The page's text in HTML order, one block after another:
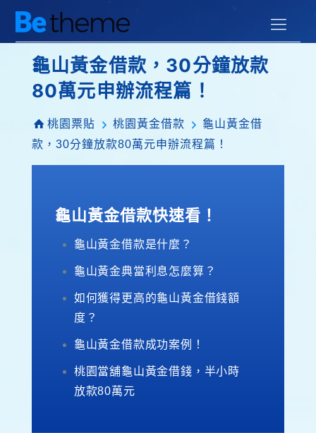
龜山黃金借款，30分鐘放款
80萬元申辦流程篇！
桃園票貼 桃園黃金借款
龜山黃金借
款，30分鐘放款80萬元申辦流程篇！
龜山黃金借款快速看！
龜山黃金借款是什麼？
龜山黃金典當利息怎麼算？
如何獲得更高的龜山黃金借錢額
度？
龜山黃金借款成功案例！
桃園當舖龜山黃金借錢，半小時
放款80萬元